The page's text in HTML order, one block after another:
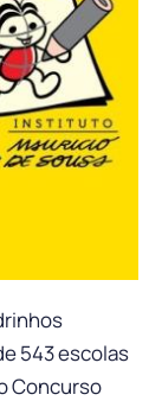
543 escolas
Concurso